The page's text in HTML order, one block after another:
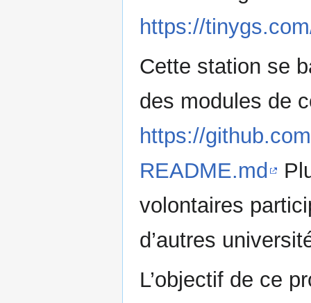
https://
Cette station se
des modules de
https://
README.md
volontaires
d’autres
L’objectif de ce